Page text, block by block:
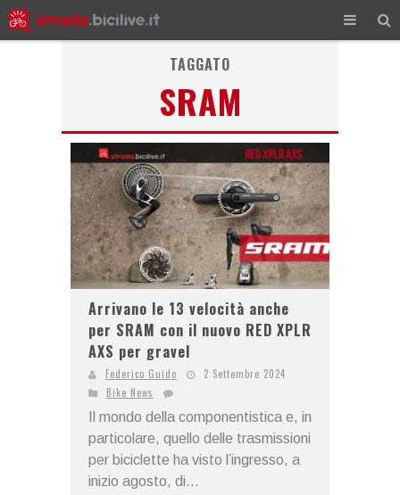
TAGGATO
SRAM
Arrivano le 13 velocità anche
per SRAM con il nuovo RED XPLR
AXS per gravel
Federico Guido
2 Settembre 2024
Bike News
Il mondo della componentistica e, in
particolare, quello delle trasmissioni
per biciclette ha visto l’ingresso, a
inizio agosto, di...